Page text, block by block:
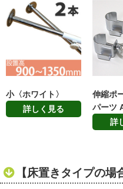
小〈ホワイト〉
詳しく見る
伸縮ポ
パーツ
詳
【床置きタイプの